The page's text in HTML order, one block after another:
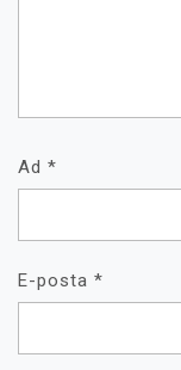
Ad *
E-posta *